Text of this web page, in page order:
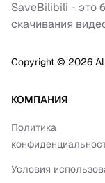
SaveBilibili - это
скачивания
Copyright © 2026
КОМПАНИЯ
Политика
Условия